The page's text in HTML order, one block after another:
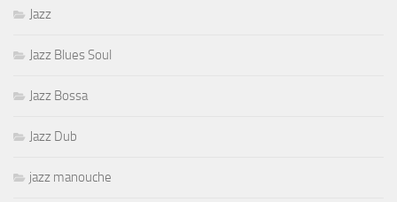
Jazz
Jazz Blues Soul
Jazz Bossa
Jazz Dub
jazz manouche